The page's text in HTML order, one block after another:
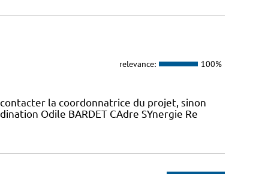
relevance: 100%
la coordonnatrice du projet, sinon
Odile BARDET CAdre SYnergie Re